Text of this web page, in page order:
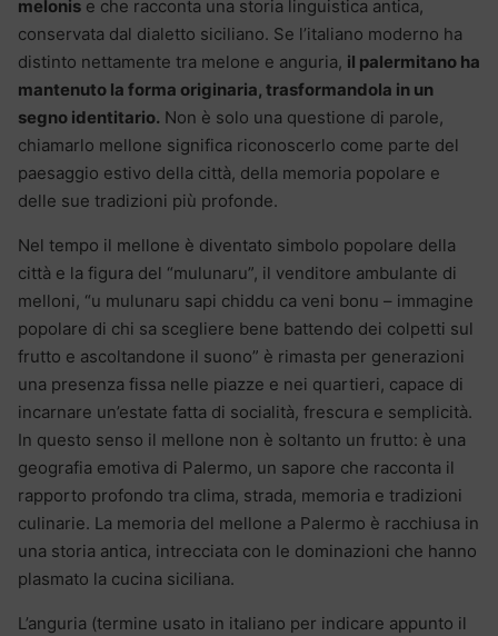
melonis e che racconta una storia linguistica antica,
conservata dal dialetto siciliano. Se l’italiano moderno ha
distinto nettamente tra melone e anguria, il palermitano ha
mantenuto la forma originaria, trasformandola in un
segno identitario. Non è solo una questione di parole,
chiamarlo mellone significa riconoscerlo come parte del
paesaggio estivo della città, della memoria popolare e
delle sue tradizioni più profonde.
Nel tempo il mellone è diventato simbolo popolare della
città e la figura del “mulunaru”, il venditore ambulante di
melloni, “u mulunaru sapi chiddu ca veni bonu – immagine
popolare di chi sa scegliere bene battendo dei colpetti sul
frutto e ascoltandone il suono” è rimasta per generazioni
una presenza fissa nelle piazze e nei quartieri, capace di
incarnare un’estate fatta di socialità, frescura e semplicità.
In questo senso il mellone non è soltanto un frutto: è una
geografia emotiva di Palermo, un sapore che racconta il
rapporto profondo tra clima, strada, memoria e tradizioni
culinarie. La memoria del mellone a Palermo è racchiusa in
una storia antica, intrecciata con le dominazioni che hanno
plasmato la cucina siciliana.
L’anguria (termine usato in italiano per indicare appunto il